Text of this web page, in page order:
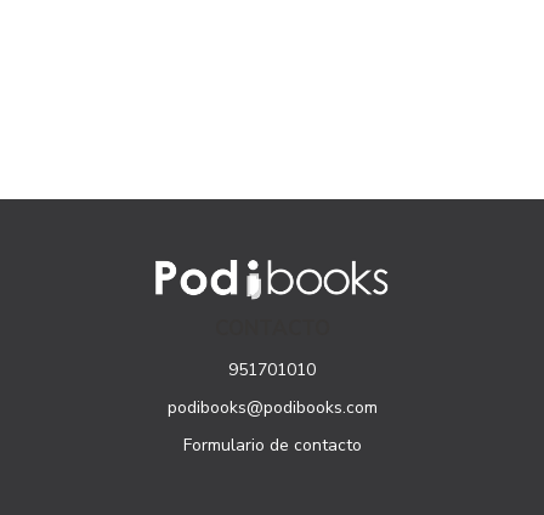
951701010
podibooks@podibooks.com
Formulario de contacto